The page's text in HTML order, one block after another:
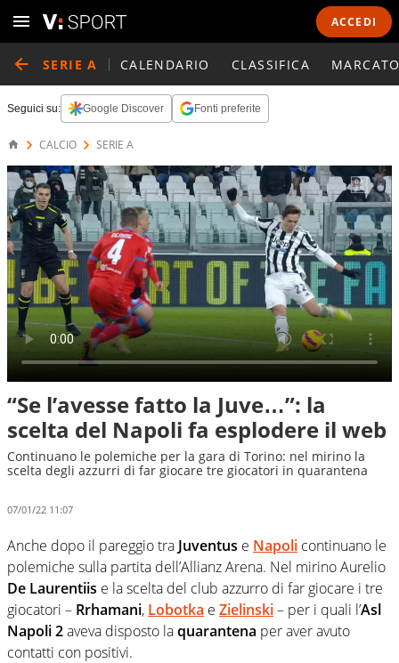
ACCEDI
SERIE A CALENDARIO CLASSIFICA
Seguici su: Google Discover Fonti preferite
CALCIO SERIE A
“Se l’avesse fatto la Juve…”: la
scelta del Napoli fa esplodere il web
Continuano le polemiche per la gara di Torino: nel mirino la
scelta degli azzurri di far giocare tre giocatori in quarantena
07/01/22 11:07
Anche dopo il pareggio tra Juventus e Napoli continuano le
polemiche sulla partita dell’Allianz Arena. Nel mirino Aurelio
De Laurentiis e la scelta del club azzurro di far giocare i tre
giocatori – Rrhamani, Lobotka e Zielinski– per i quali l’Asl
Napoli 2aveva disposto laquarantena per aver avuto
contatti con positivi.